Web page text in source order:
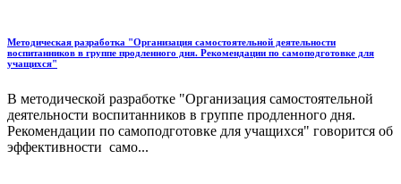
Методическая разработка "Организация самостоятельной деятельности
воспитанников в группе продленного дня. Рекомендации по самоподготовке для
учащихся"
В методической разработке "Организация самостоятельной
деятельности воспитанников в группе продленного дня.
Рекомендации по самоподготовке для учащихся" говорится об
эффективности само...